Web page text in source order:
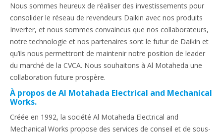
Nous sommes heureux de réaliser des investissements pour
consolider le réseau de revendeurs Daikin avec nos produits
Inverter, et nous sommes convaincus que nos collaborateurs,
notre technologie et nos partenaires sont le futur de Daikin et
qu’ils nous permettront de maintenir notre position de leader
du marché de la CVCA. Nous souhaitons à Al Motaheda une
collaboration future prospère.
À propos de Al Motahada Electrical and Mechanical
Works.
Créée en 1992, la société Al Motaheda Electrical and
Mechanical Works propose des services de conseil et de sous-